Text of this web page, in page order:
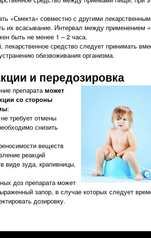
«Смекта» совместно с другими
их всасывание. Интервал между применением
быть не менее 1 – 2 часа.
лекарственное средство следует принимать
обезвоживания организма.
и передозировка
препаратаможет
со стороны
:
требует отмены
снизить
веществ
реакций
виде зуда, крапивницы,
доз препарата может
запор, в случае которых следует
дозировку.